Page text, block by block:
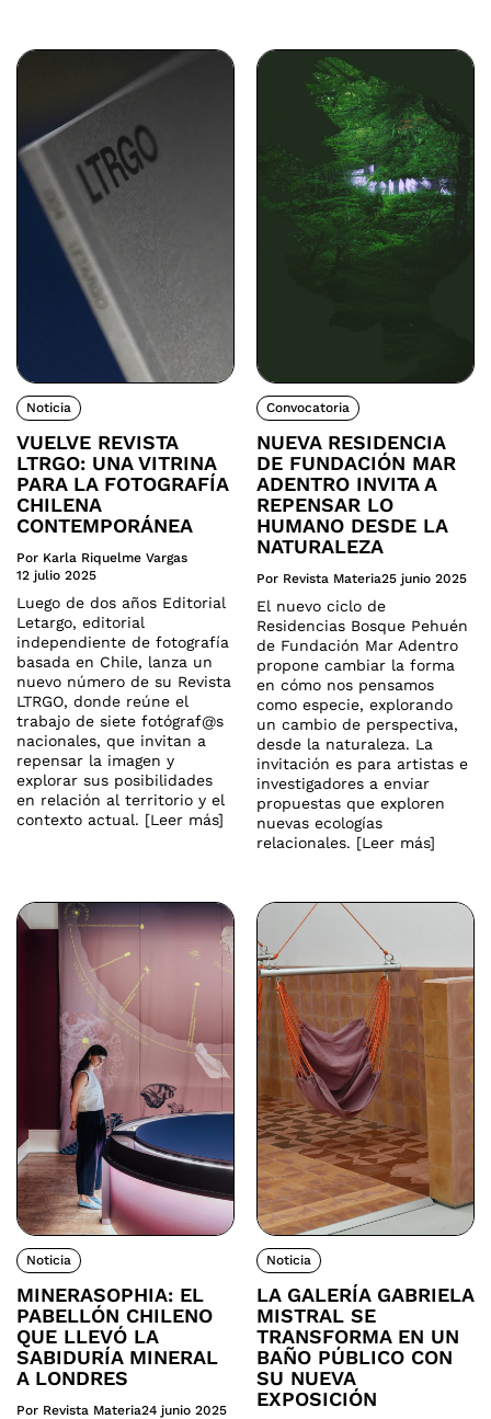
Noticia
VUELVE REVISTA
LTRGO: UNA VITRINA
PARA LA FOTOGRAFÍA
CHILENA
CONTEMPORÁNEA
Por Karla Riquelme Vargas
12 julio 2025
Luego de dos años Editorial
Letargo, editorial
independiente de fotografía
basada en Chile, lanza un
nuevo número de su Revista
LTRGO, donde reúne el
trabajo de siete fotógraf@s
nacionales, que invitan a
repensar la imagen y
explorar sus posibilidades
en relación al territorio y el
contexto actual. [Leer más]
Convocatoria
NUEVA RESIDENCIA
DE FUNDACIÓN MAR
ADENTRO INVITA A
REPENSAR LO
HUMANO DESDE LA
NATURALEZA
Por Revista Materia25 junio 2025
El nuevo ciclo de
Residencias Bosque Pehuén
de Fundación Mar Adentro
propone cambiar la forma
en cómo nos pensamos
como especie, explorando
un cambio de perspectiva,
desde la naturaleza. La
invitación es para artistas e
investigadores a enviar
propuestas que exploren
nuevas ecologías
relacionales. [Leer más]
Noticia
MINERASOPHIA: EL
PABELLÓN CHILENO
QUE LLEVÓ LA
SABIDURÍA MINERAL
A LONDRES
Por Revista Materia24 junio 2025
Noticia
LA GALERÍA GABRIELA
MISTRAL SE
TRANSFORMA EN UN
BAÑO PÚBLICO CON
SU NUEVA
EXPOSICIÓN